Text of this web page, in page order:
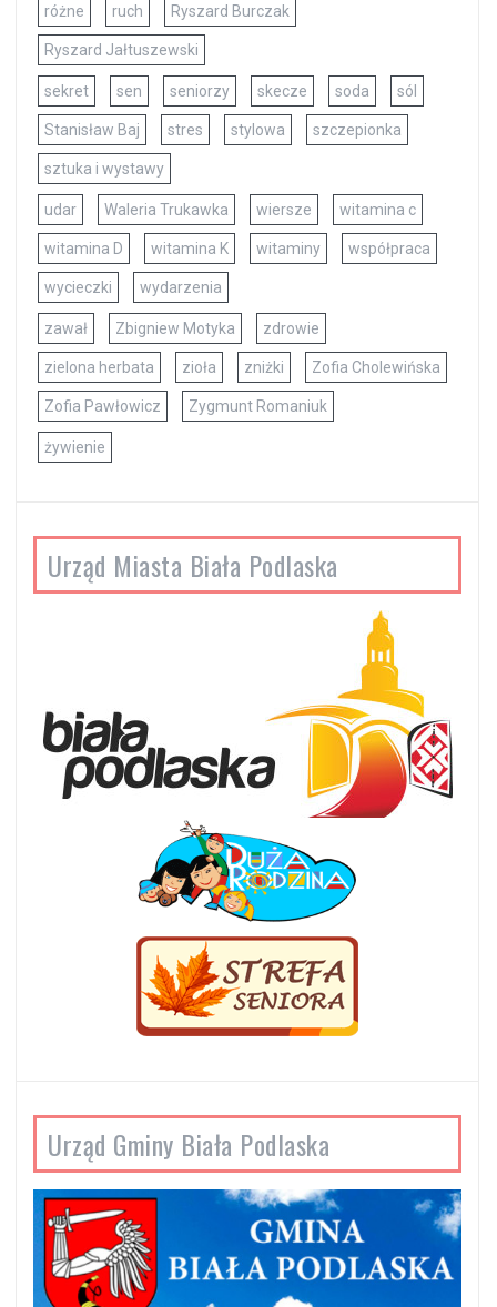
różne ruch Ryszard Burczak
Ryszard Jałtuszewski
sekret sen seniorzy skecze soda sól
Stanisław Baj stres stylowa szczepionka
sztuka i wystawy
udar Waleria Trukawka wiersze witamina c
witamina D witamina K witaminy współpraca
wycieczki wydarzenia
zawał Zbigniew Motyka zdrowie
zielona herbata zioła zniżki Zofia Cholewińska
Zofia Pawłowicz Zygmunt Romaniuk
żywienie
Urząd Miasta Biała Podlaska
Urząd Gminy Biała Podlaska